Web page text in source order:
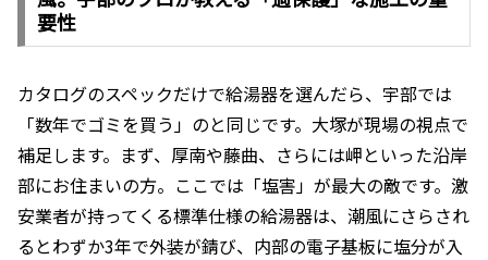
要性
カタログのスペックだけで給湯器を選んだら、宇部では
「数年でゴミを買う」のと同じです。大塚が現場の視点で
補足します。まず、厚南や藤曲、さらには岬といった沿岸
部にお住まいの方。ここでは「塩害」が最大の敵です。激
安業者が持ってくる標準仕様の給湯器は、潮風にさらされ
るとわずか3年で外装が錆び、内部の電子基板に塩分が入